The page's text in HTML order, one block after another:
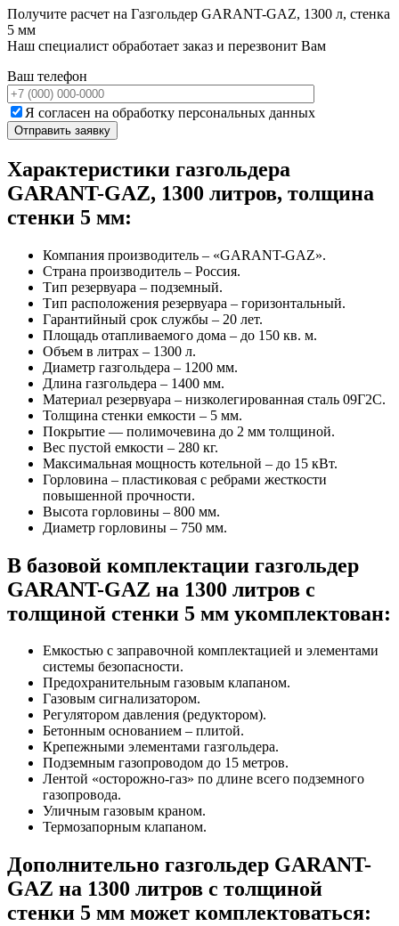
Получите расчет на Газгольдер GARANT-GAZ, 1300 л, стенка
5 мм
Наш специалист обработает заказ и перезвонит Вам
Ваш телефон
Я согласен на обработку персональных данных
Характеристики газгольдера
GARANT-GAZ, 1300 литров, толщина
стенки 5 мм:
Компания производитель – «GARANT-GAZ».
Страна производитель – Россия.
Тип резервуара – подземный.
Тип расположения резервуара – горизонтальный.
Гарантийный срок службы – 20 лет.
Площадь отапливаемого дома – до 150 кв. м.
Объем в литрах – 1300 л.
Диаметр газгольдера – 1200 мм.
Длина газгольдера – 1400 мм.
Материал резервуара – низколегированная сталь 09Г2С.
Толщина стенки емкости – 5 мм.
Покрытие — полимочевина до 2 мм толщиной.
Вес пустой емкости – 280 кг.
Максимальная мощность котельной – до 15 кВт.
Горловина – пластиковая с ребрами жесткости
повышенной прочности.
Высота горловины – 800 мм.
Диаметр горловины – 750 мм.
В базовой комплектации газгольдер
GARANT-GAZ на 1300 литров с
толщиной стенки 5 мм укомплектован:
Емкостью с заправочной комплектацией и элементами
системы безопасности.
Предохранительным газовым клапаном.
Газовым сигнализатором.
Регулятором давления (редуктором).
Бетонным основанием – плитой.
Крепежными элементами газгольдера.
Подземным газопроводом до 15 метров.
Лентой «осторожно-газ» по длине всего подземного
газопровода.
Уличным газовым краном.
Термозапорным клапаном.
Дополнительно газгольдер GARANT-
GAZ на 1300 литров с толщиной
стенки 5 мм может комплектоваться: